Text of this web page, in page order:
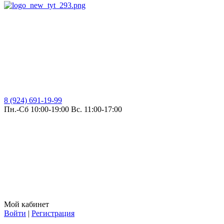
8 (924) 691-19-99
Пн.-Сб 10:00-19:00 Вс. 11:00-17:00
Мой кабинет
Войти | Регистрация